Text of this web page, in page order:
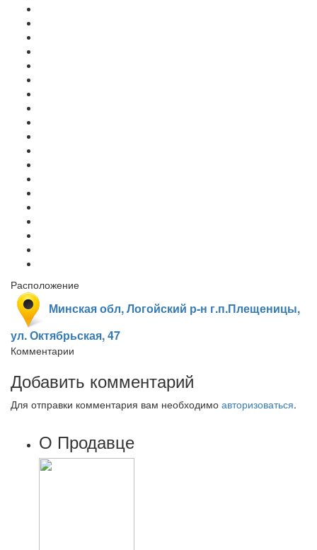
Расположение
Минская обл, Логойский р-н г.п.Плещеницы,
ул. Октябрьская, 47
Комментарии
Добавить комментарий
Для отправки комментария вам необходимо авторизоваться.
О Продавце